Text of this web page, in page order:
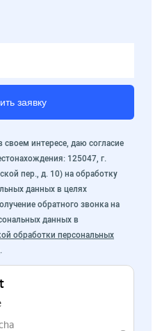
заявку
своем интересе, даю согласие
125047, г.
пер., д. 10) на обработку
данных в целях
обратного звонка на
данных в
обработки персональных
.